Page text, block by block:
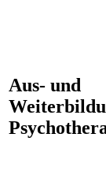
Aus- und